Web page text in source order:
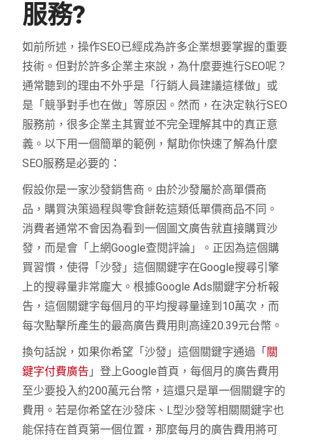
服務?
如前所述，操作SEO已經成為許多企業想要掌握的重要
技術。但對於許多企業主來說，為什麼要進行SEO呢？
通常聽到的理由不外乎是「行銷人員建議這樣做」或
是「競爭對手也在做」等原因。然而，在決定執行SEO
服務前，很多企業主其實並不完全理解其中的真正意
義。以下用一個簡單的範例，幫助你快速了解為什麼
SEO服務是必要的：
假設你是一家沙發銷售商。由於沙發屬於高單價商
品，購買決策過程與零食餅乾這類低單價商品不同。
消費者通常不會因為看到一個圖文廣告就直接購買沙
發，而是會「上網Google查閱評論」。正因為這個購
買習慣，使得「沙發」這個關鍵字在Google搜尋引擎
上的搜尋量非常龐大。根據Google Ads關鍵字分析報
告，這個關鍵字每個月的平均搜尋量達到10萬次，而
每次點擊所產生的最高廣告費用則高達20.39元台幣。
換句話說，如果你希望「沙發」這個關鍵字通過「 關
鍵字付費廣告 」登上Google首頁，每個月的廣告費用
至少要投入約200萬元台幣，這還只是單一個關鍵字的
費用。若是你希望在沙發床、L型沙發等相關關鍵字也
能保持在首頁第一個位置，那麼每月的廣告費用將可